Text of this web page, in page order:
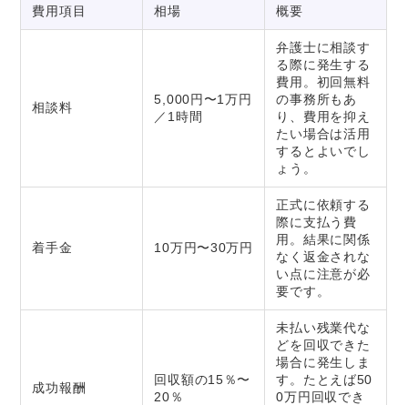
費用項目 相場 概要
相談料
5,000円〜1万円
／1時間
弁護士に相談す
る際に発生する
費用。初回無料
の事務所もあ
り、費用を抑え
たい場合は活用
するとよいでし
ょう。
着手金 10万円〜30万円
正式に依頼する
際に支払う費
用。結果に関係
なく返金されな
い点に注意が必
要です。
成功報酬
回収額の15％〜
20％
未払い残業代な
どを回収できた
場合に発生しま
す。たとえば50
0万円回収でき